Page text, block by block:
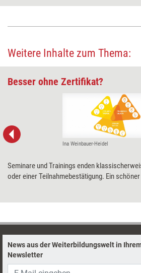
Weitere Inhalte zum Thema:
Besser ohne Zertifikat?
Ina Weinbauer-Heidel
Seminare und Trainings enden
oder einer Teilnahmebestätigung. Ein
News aus der Weiterbildungswelt in
Newsletter